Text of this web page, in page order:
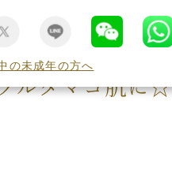
の未成年の方へ
ルタマゴ肌に☆